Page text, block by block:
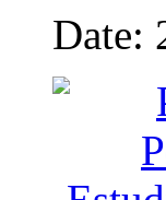
Date: